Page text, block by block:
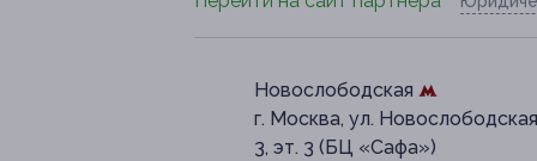
Новослободская
г. Москва, ул.
3, эт. 3 (БЦ «Сафа»)